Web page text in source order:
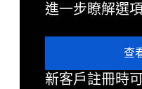
進一步瞭解選
查
新客戶註冊時